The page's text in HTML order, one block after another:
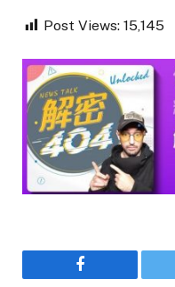
Post Views: 15,145
Facebook